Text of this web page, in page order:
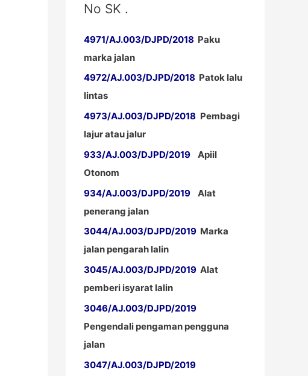
No SK .
4971/AJ.003/DJPD/2018 Paku
marka jalan
4972/AJ.003/DJPD/2018 Patok lalu
lintas
4973/AJ.003/DJPD/2018 Pembagi
lajur atau jalur
933/AJ.003/DJPD/2019 Apiil
Otonom
934/AJ.003/DJPD/2019 Alat
penerang jalan
3044/AJ.003/DJPD/2019 Marka
jalan pengarah lalin
3045/AJ.003/DJPD/2019 Alat
pemberi isyarat lalin
3046/AJ.003/DJPD/2019
Pengendali pengaman pengguna
jalan
3047/AJ.003/DJPD/2019